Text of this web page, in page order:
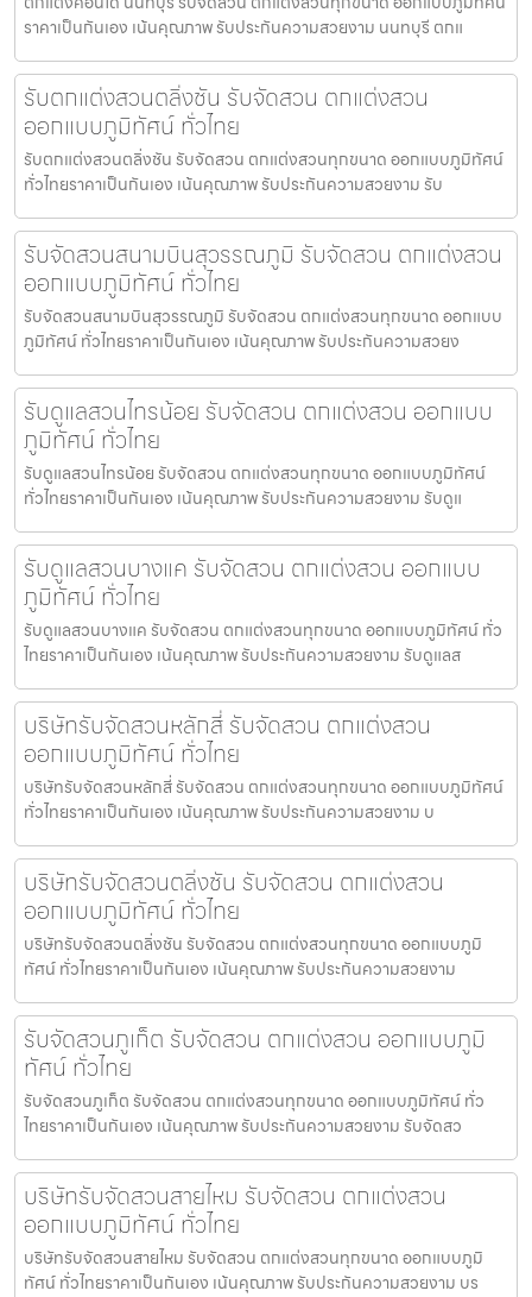
ราคาเป็นกันเอง เน้นคุณภาพ รับประกันความสวยงาม นนทบุรี ตกแ
รับตกแต่งสวนตลิ่งชัน รับจัดสวน ตกแต่งสวน
ออกแบบภูมิทัศน์ ทั่วไทย
รับตกแต่งสวนตลิ่งชัน รับจัดสวน ตกแต่งสวนทุกขนาด ออกแบบภูมิทัศน์
ทั่วไทยราคาเป็นกันเอง เน้นคุณภาพ รับประกันความสวยงาม รับ
รับจัดสวนสนามบินสุวรรณภูมิ รับจัดสวน ตกแต่งสวน
ออกแบบภูมิทัศน์ ทั่วไทย
รับจัดสวนสนามบินสุวรรณภูมิ รับจัดสวน ตกแต่งสวนทุกขนาด ออกแบบ
ภูมิทัศน์ ทั่วไทยราคาเป็นกันเอง เน้นคุณภาพ รับประกันความสวยง
รับดูแลสวนไทรน้อย รับจัดสวน ตกแต่งสวน ออกแบบ
ภูมิทัศน์ ทั่วไทย
รับดูแลสวนไทรน้อย รับจัดสวน ตกแต่งสวนทุกขนาด ออกแบบภูมิทัศน์
ทั่วไทยราคาเป็นกันเอง เน้นคุณภาพ รับประกันความสวยงาม รับดูแ
รับดูแลสวนบางแค รับจัดสวน ตกแต่งสวน ออกแบบ
ภูมิทัศน์ ทั่วไทย
รับดูแลสวนบางแค รับจัดสวน ตกแต่งสวนทุกขนาด ออกแบบภูมิทัศน์ ทั่ว
ไทยราคาเป็นกันเอง เน้นคุณภาพ รับประกันความสวยงาม รับดูแลส
บริษัทรับจัดสวนหลักสี่ รับจัดสวน ตกแต่งสวน
ออกแบบภูมิทัศน์ ทั่วไทย
บริษัทรับจัดสวนหลักสี่ รับจัดสวน ตกแต่งสวนทุกขนาด ออกแบบภูมิทัศน์
ทั่วไทยราคาเป็นกันเอง เน้นคุณภาพ รับประกันความสวยงาม บ
บริษัทรับจัดสวนตลิ่งชัน รับจัดสวน ตกแต่งสวน
ออกแบบภูมิทัศน์ ทั่วไทย
บริษัทรับจัดสวนตลิ่งชัน รับจัดสวน ตกแต่งสวนทุกขนาด ออกแบบภูมิ
ทัศน์ ทั่วไทยราคาเป็นกันเอง เน้นคุณภาพ รับประกันความสวยงาม
รับจัดสวนภูเก็ต รับจัดสวน ตกแต่งสวน ออกแบบภูมิ
ทัศน์ ทั่วไทย
รับจัดสวนภูเก็ต รับจัดสวน ตกแต่งสวนทุกขนาด ออกแบบภูมิทัศน์ ทั่ว
ไทยราคาเป็นกันเอง เน้นคุณภาพ รับประกันความสวยงาม รับจัดสว
บริษัทรับจัดสวนสายไหม รับจัดสวน ตกแต่งสวน
ออกแบบภูมิทัศน์ ทั่วไทย
บริษัทรับจัดสวนสายไหม รับจัดสวน ตกแต่งสวนทุกขนาด ออกแบบภูมิ
ทัศน์ ทั่วไทยราคาเป็นกันเอง เน้นคุณภาพ รับประกันความสวยงาม บร